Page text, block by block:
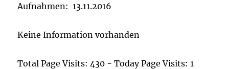
Aufnahmen: 13.11.2016
Keine Information vorhanden
Total Page Visits: 430 - Today Page Visits: 1